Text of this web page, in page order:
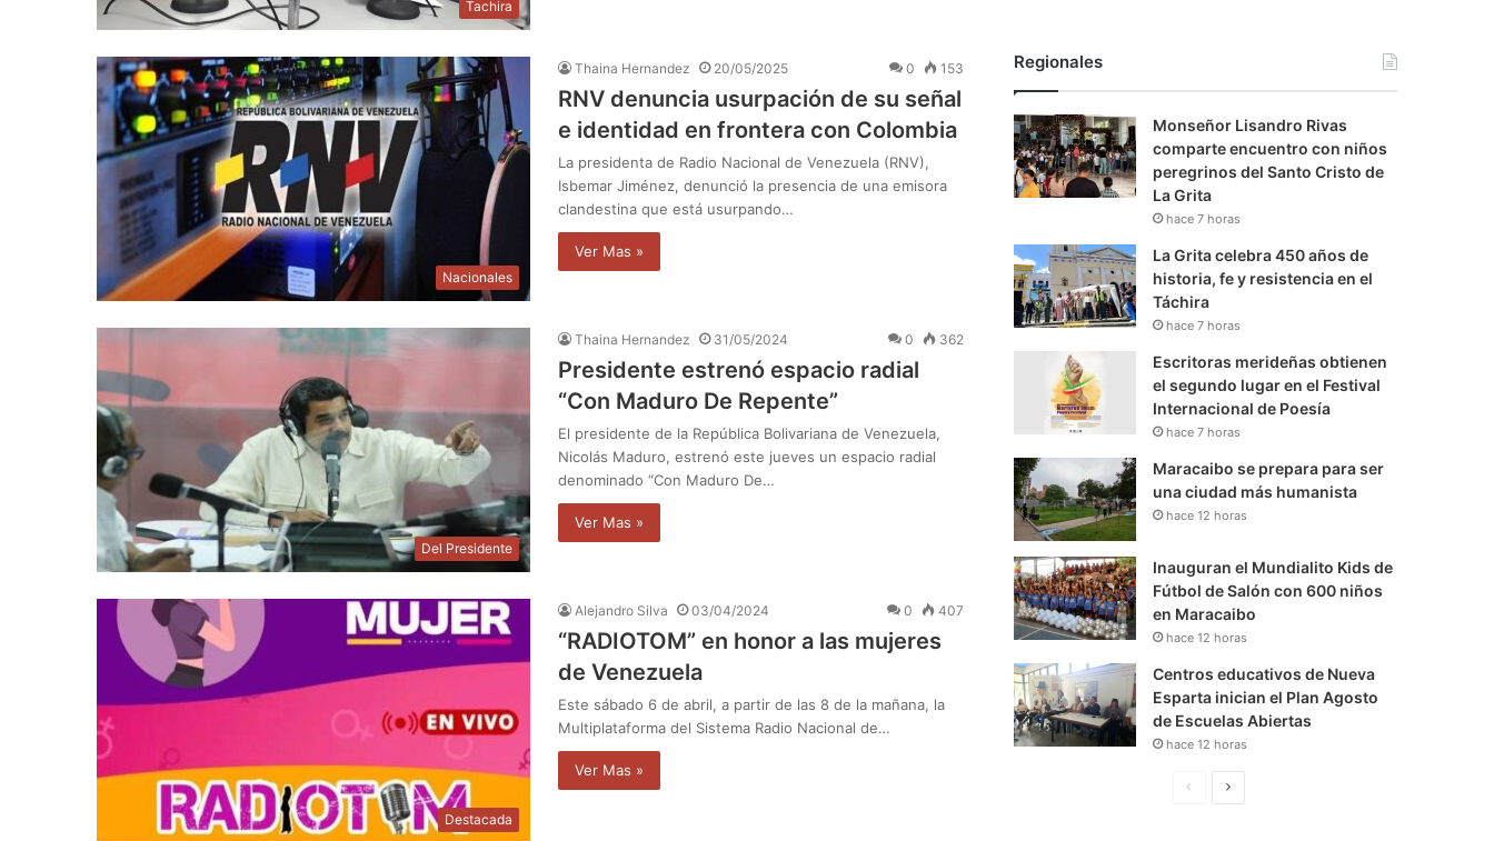
Tachira
Nacionales
Thaina Hernandez 20/05/2025 0 153
RNV denuncia usurpación de su señal
e identidad en frontera con Colombia
La presidenta de Radio Nacional de Venezuela (RNV),
Isbemar Jiménez, denunció la presencia de una emisora
clandestina que está usurpando…
Ver Mas »
Del Presidente
Thaina Hernandez 31/05/2024 0 362
Presidente estrenó espacio radial
“Con Maduro De Repente”
El presidente de la República Bolivariana de Venezuela,
Nicolás Maduro, estrenó este jueves un espacio radial
denominado “Con Maduro De…
Ver Mas »
Destacada
Alejandro Silva 03/04/2024 0 407
“RADIOTOM” en honor a las mujeres
de Venezuela
Este sábado 6 de abril, a partir de las 8 de la mañana, la
Multiplataforma del Sistema Radio Nacional de…
Ver Mas »
Regionales
Monseñor Lisandro Rivas
comparte encuentro con niños
peregrinos del Santo Cristo de
La Grita
hace 7 horas
La Grita celebra 450 años de
historia, fe y resistencia en el
Táchira
hace 7 horas
Escritoras merideñas obtienen
el segundo lugar en el Festival
Internacional de Poesía
hace 7 horas
Maracaibo se prepara para ser
una ciudad más humanista
hace 12 horas
Inauguran el Mundialito Kids de
Fútbol de Salón con 600 niños
en Maracaibo
hace 12 horas
Centros educativos de Nueva
Esparta inician el Plan Agosto
de Escuelas Abiertas
hace 12 horas
S